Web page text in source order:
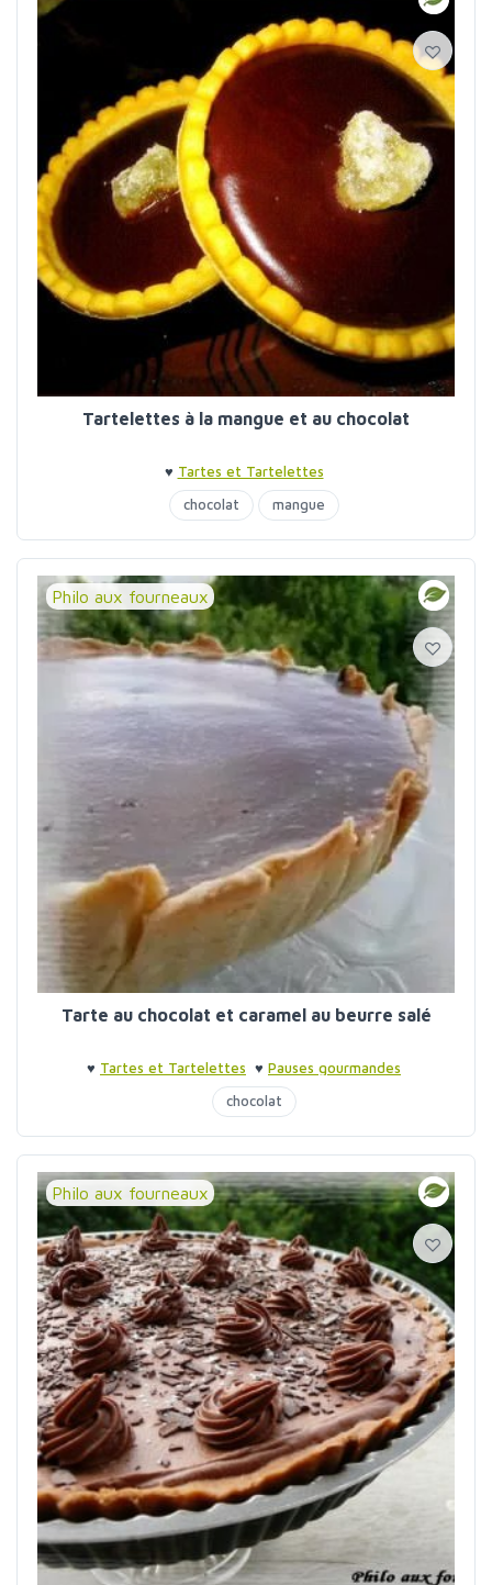
Tartelettes à la mangue et au chocolat
♥ Tartes et Tartelettes
chocolat
mangue
Philo aux fourneaux
Tarte au chocolat et caramel au beurre salé
♥ Tartes et Tartelettes ♥ Pauses gourmandes
chocolat
Philo aux fourneaux